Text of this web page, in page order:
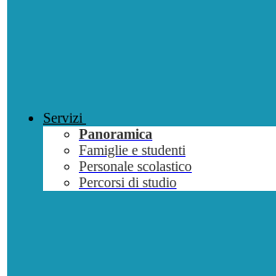
Servizi
Panoramica
Famiglie e studenti
Personale scolastico
Percorsi di studio